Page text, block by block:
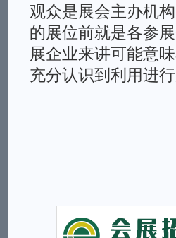
观众是展会主办机
的展位前就是各参
展企业来讲可能意
充分认识到利用进